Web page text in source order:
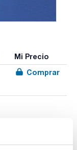
Mi Precio
Comprar